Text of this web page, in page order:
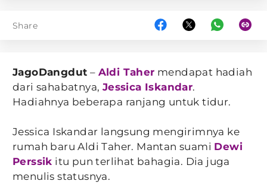
Share
JagoDangdut – Aldi Taher mendapat hadiah
dari sahabatnya, Jessica Iskandar.
Hadiahnya beberapa ranjang untuk tidur.
Jessica Iskandar langsung mengirimnya ke
rumah baru Aldi Taher. Mantan suami Dewi
Perssik itu pun terlihat bahagia. Dia juga
menulis statusnya.